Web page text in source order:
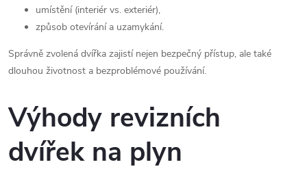
umístění (interiér vs. exteriér),
způsob otevírání a uzamykání.
Správně zvolená dvířka zajistí nejen bezpečný přístup, ale také
dlouhou životnost a bezproblémové používání.
Výhody revizních
dvířek na plyn